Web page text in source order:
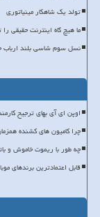
تولد یک شاهکار مینیاتوری
ما هیچ گاه اینترنت حقیقی
نسل سوم شاسی بلند ارباب
اوپن ای آی بهای ترجیح
چرا کامیون های کشنده
چه طور با ریموت خاموش و
قابل اعتمادترین برندهای